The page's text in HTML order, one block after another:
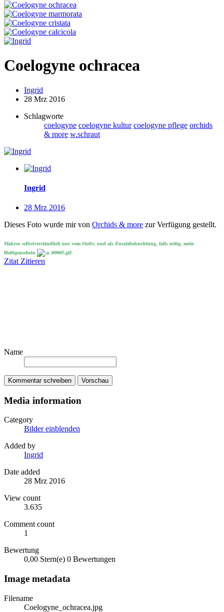
Coelogyne ochracea
Ingrid
28 Mrz 2016
Schlagworte
coelogyne coelogyne kultur coelogyne pflege orchids
& more w.schraut
Ingrid
28 Mrz 2016
Dieses Foto wurde mir von Orchids & more zur Verfügung gestellt.
Makros selbstverständlich nur vom Stativ, und als Zusatzbeleuchtung, falls nötig, mein
Heiligenschein
Zitat Zitieren
Name
Kommentar schreiben Vorschau
Media information
Category
Bilder einblenden
Added by
Ingrid
Date added
28 Mrz 2016
View count
3.635
Comment count
1
Bewertung
0,00 Stern(e) 0 Bewertungen
Image metadata
Filename
Coelogyne_ochracea.jpg